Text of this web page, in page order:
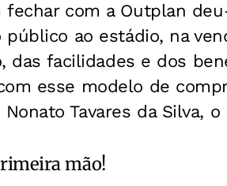
fechar com a Outplan
ao estádio, na
das facilidades e dos
esse modelo de
Tavares da Silva, o
mão!